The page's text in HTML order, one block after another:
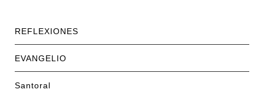
REFLEXIONES
EVANGELIO
Santoral